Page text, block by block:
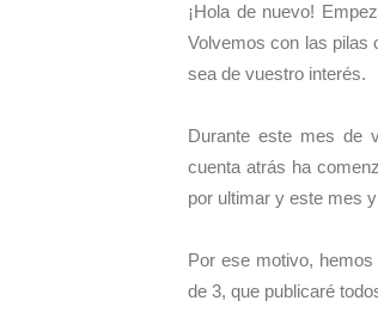
¡Hola de nuevo!
Volvemos con las pilas
sea de vuestro interés.
Durante este mes de
cuenta atrás ha
por ultimar y este mes
Por ese motivo,
de 3, que publicaré